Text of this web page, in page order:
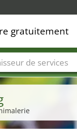
gratuitement
de services